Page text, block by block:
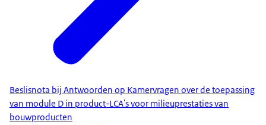
Beslisnota bij Antwoorden op Kamervragen over de toepassing
van module D in product-LCA's voor milieuprestaties van
bouwproducten